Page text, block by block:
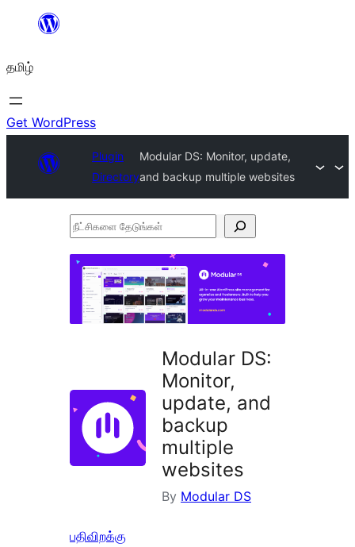
உள்ளடக்கத்திற்கு
தமிழ்
Get WordPress
Plugin
Directory
Modular DS: Monitor, update,
and backup multiple websites
நீட்சிகளை
Modular DS:
Monitor,
update, and
backup
multiple
websites
By Modular DS
பதிவிறக்கு